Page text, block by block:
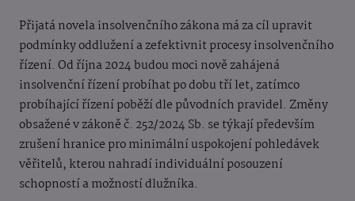
Přijatá novela insolvenčního zákona má za cíl upravit
podmínky oddlužení a zefektivnit procesy insolvenčního
řízení. Od října 2024 budou moci nově zahájená
insolvenční řízení probíhat po dobu tří let, zatímco
probíhající řízení poběží dle původních pravidel. Změny
obsažené v zákoně č. 252/2024 Sb. se týkají především
zrušení hranice pro minimální uspokojení pohledávek
věřitelů, kterou nahradí individuální posouzení
schopností a možností dlužníka.